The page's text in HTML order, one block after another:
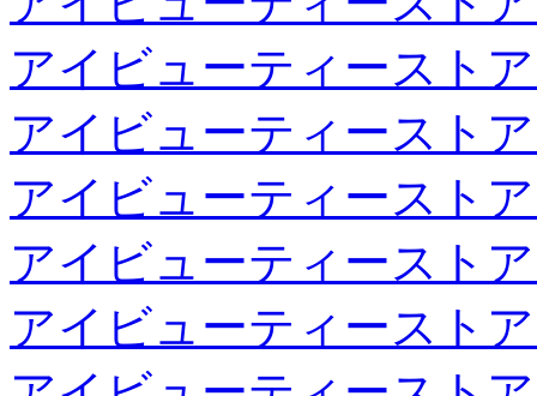
アイビューティースト
アイビューティースト
アイビューティースト
アイビューティースト
アイビューティースト